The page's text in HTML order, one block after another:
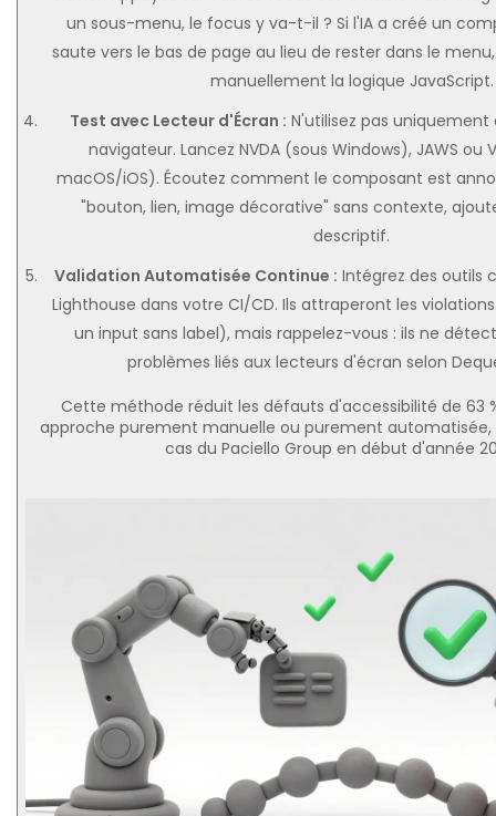
un sous-menu, le focus y va-t-il ? Si l'IA a créé un
saute vers le bas de page au lieu de rester dans le
manuellement la logique JavaScript.
Test avec Lecteur d'Écran : N'utilisez pas uniquement
navigateur. Lancez NVDA (sous Windows), JAWS ou
macOS/iOS). Écoutez comment le composant est
"bouton, lien, image décorative" sans contexte,
descriptif.
Validation Automatisée Continue : Intégrez des outils
Lighthouse dans votre CI/CD. Ils attraperont les
un input sans label), mais rappelez-vous : ils ne
problèmes liés aux lecteurs d'écran selon
Cette méthode réduit les défauts d'accessibilité de 63
approche purement manuelle ou purement automatisée,
cas du Paciello Group en début d'année